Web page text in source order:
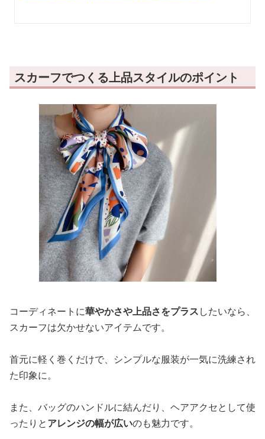
スカーフでつくる上品スタイルのポイント
コーディネートに華やかさや上品さをプラスしたいなら、
スカーフは欠かせないアイテムです。
首元に軽く巻くだけで、シンプルな服装が一気に洗練され
た印象に。
また、バッグのハンドルに結んだり、ヘアアクセとして使
ったりとアレンジの幅が広いのも魅力です。